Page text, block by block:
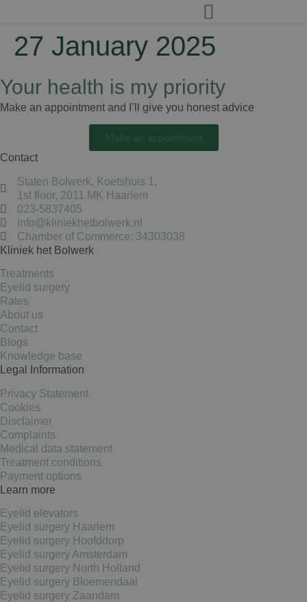
27 January 2025
Your health is my priority
Make an appointment and I’ll give you honest advice
Contact
Staten Bolwerk, Koetshuis 1,
1st floor, 2011 MK Haarlem
023-5837405
info@kliniekhetbolwerk.nl
Chamber of Commerce: 34303038
Kliniek het Bolwerk
Treatments
Eyelid surgery
Rates
About us
Contact
Blogs
Knowledge base
Legal Information
Privacy Statement
Cookies
Disclaimer
Complaints
Medical data statement
Treatment conditions
Payment options
Learn more
Eyelid elevators
Eyelid surgery Haarlem
Eyelid surgery Hoofddorp
Eyelid surgery Amsterdam
Eyelid surgery North Holland
Eyelid surgery Bloemendaal
Eyelid surgery Zaandam